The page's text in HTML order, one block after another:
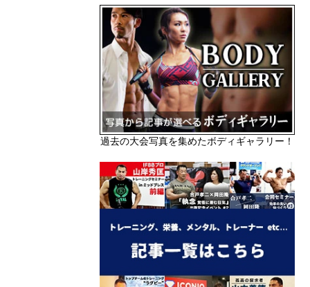
過去の大会写真を集めたボディギャラリー！